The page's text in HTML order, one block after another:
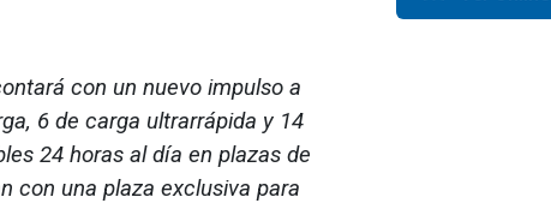
con un nuevo impulso a
6 de carga ultrarrápida y 14
24 horas al día en plazas de
con una plaza exclusiva para